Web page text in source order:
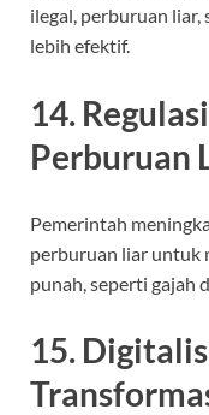
ilegal, perburuan liar,
lebih efektif.
14.
Perburuan
Pemerintah
perburuan liar untuk
punah, seperti gajah
15.